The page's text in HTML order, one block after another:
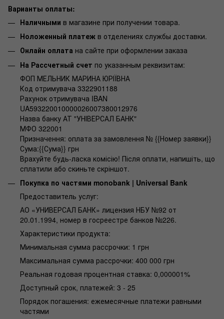
Варианты оплаты:
Наличными в магазине при получении товара.
Ноложенный платеж в отделениях службы доставки.
Онлайн оплата на сайте при оформлении заказа
На Рассчетный счет по указанным реквизитам:
ФОП МЕЛЬНИК МАРИНА ЮРІЇВНА
Код отримувача 3322901188
Рахунок отримувача IBAN
UA593220010000026007380012976
Назва банку АТ "УНІВЕРСАЛ БАНК"
МФО 322001
Призначення: оплата за замовлення № {{Номер заявки}}
Сума:{{Сума}} грн
Врахуйте будь-ласка комісію! Після оплати, напишіть, що
сплатили або скиньте скріншот.
Покупка по частями monobank | Universal Bank
Предоставитель услуг:
АО «УНИВЕРСАЛ БАНК» лицензия НБУ №92 от
20.01.1994, номер в госреестре банков №226.
Характеристики продукта:
Минимальная сумма рассрочки: 1 грн
Максимальная сумма рассрочки: 400 000 грн
Реальная годовая процентная ставка: 0,000001%
Доступный срок, платежей: 3 - 25
Порядок погашения: ежемесячные платежи равными
частями